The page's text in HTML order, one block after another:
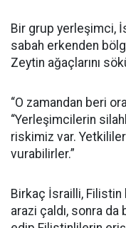
Bir grup yerleşimci,
sabah erkenden
Zeytin ağaçlarını
“O zamandan beri
“Yerleşimcilerin
riskimiz var.
vurabilirler.”
Birkaç İsrailli, Filistin
arazi çaldı, sonra